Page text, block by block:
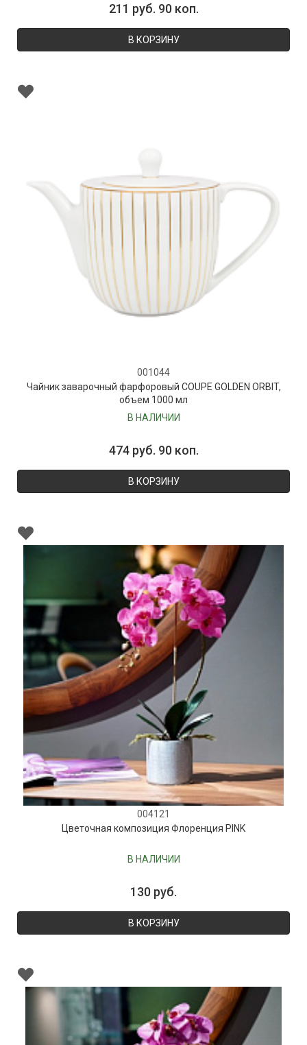
211 руб. 90 коп.
В КОРЗИНУ
001044
Чайник заварочный фарфоровый COUPE GOLDEN ORBIT,
объем 1000 мл
В НАЛИЧИИ
474 руб. 90 коп.
В КОРЗИНУ
004121
Цветочная композиция Флоренция PINK
В НАЛИЧИИ
130 руб.
В КОРЗИНУ